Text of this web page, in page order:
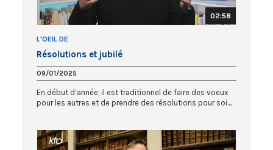
02:58
L'OEIL DE
Résolutions et jubilé
09/01/2025
En début d’année, il est traditionnel de faire des voeux
pour les autres et de prendre des résolutions pour soi....